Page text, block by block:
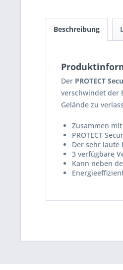
Beschreibung
Der PROTECT
verschwindet der
Gelände zu
Zusammen
PROTECT
Der sehr laute
3 verfügbare
Kann neben